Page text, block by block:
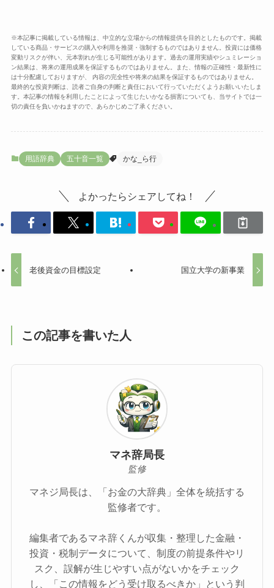
※本記事に掲載している情報は、中立的な立場からの情報提供を目的としたものです。掲載
している商品・サービスの購入や利用を推奨・強制するものではありません。投資には価格
変動リスクが伴い、元本割れが生じる可能性があります。過去の運用実績やシュミレーショ
ン結果は、将来の運用成果を保証するものではありません。また、情報の正確性・最新性に
は十分配慮しておりますが、 内容の完全性や将来の結果を保証するものではありません。
最終的な投資判断は、読者ご自身の判断と責任において行っていただくようお願いいたしま
す。本記事の情報を利用したことによって生じたいかなる損害についても、当サイトでは一
切の責任を負いかねますので、あらかじめご了承ください。
用語辞典 五十音一覧 かな_ら行
よかったらシェアしてね！
老後資金の目標設定 国立大学の新事業
この記事を書いた人
マネ辞局長
監修
マネジ局長は、「お金の大辞典」全体を統括する
監修者です。
編集者であるマネ辞くんが収集・整理した金融・
投資・税制データについて、制度の前提条件やリ
スク、誤解が生じやすい点がないかをチェック
し、「この情報をどう受け取るべきか」という判